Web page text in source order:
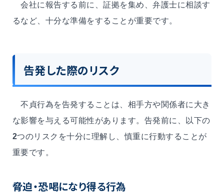
会社に報告する前に、証拠を集め、弁護士に相談す
るなど、十分な準備をすることが重要です。
告発した際のリスク
不貞行為を告発することは、相手方や関係者に大き
な影響を与える可能性があります。告発前に、以下の
2つのリスクを十分に理解し、慎重に行動することが
重要です。
脅迫・恐喝になり得る行為